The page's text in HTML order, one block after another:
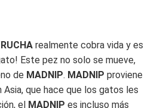
realmente cobra vida y es
Este pez no solo se mueve,
de MADNIP. MADNIP proviene
que hace que los gatos les
el MADNIP es incluso más